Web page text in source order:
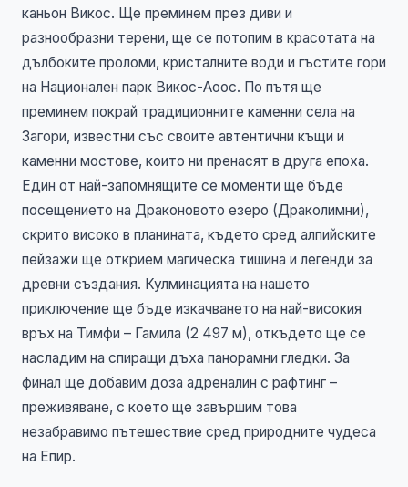
каньон Викос. Ще преминем през диви и
разнообразни терени, ще се потопим в красотата на
дълбоките проломи, кристалните води и гъстите гори
на Национален парк Викос-Аоос. По пътя ще
преминем покрай традиционните каменни села на
Загори, известни със своите автентични къщи и
каменни мостове, които ни пренасят в друга епоха.
Един от най-запомнящите се моменти ще бъде
посещението на Драконовото езеро (Драколимни),
скрито високо в планината, където сред алпийските
пейзажи ще открием магическа тишина и легенди за
древни създания. Кулминацията на нашето
приключение ще бъде изкачването на най-високия
връх на Тимфи – Гамила (2 497 м), откъдето ще се
насладим на спиращи дъха панорамни гледки. За
финал ще добавим доза адреналин с рафтинг –
преживяване, с което ще завършим това
незабравимо пътешествие сред природните чудеса
на Епир.